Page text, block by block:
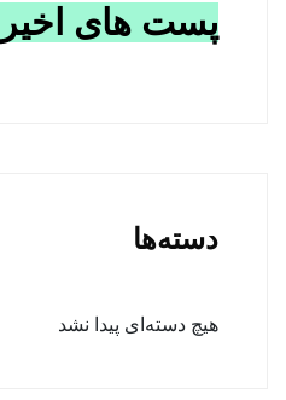
پست های اخیر
دسته‌ها
هیچ دسته‌ای پیدا نشد